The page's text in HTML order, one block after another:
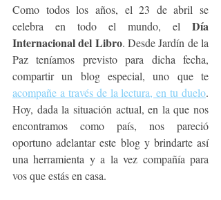
Como todos los años, el 23 de abril se
celebra en todo el mundo, el Día
Internacional del Libro. Desde Jardín de la
Paz teníamos previsto para dicha fecha,
acompañe a través de la lectura, en tu duelo.
Hoy, dada la situación actual, en la que nos
encontramos como país, nos pareció
oportuno adelantar este blog y brindarte así
una herramienta y a la vez compañía para
vos que estás en casa.